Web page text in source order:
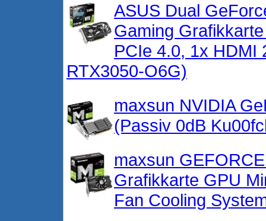
ASUS Dual
Gaming
PCIe 4.0, 1x HDMI
RTX3050-O6G)
maxsun NVIDIA
(Passiv 0dB
maxsun
Grafikkarte GPU
Fan Cooling